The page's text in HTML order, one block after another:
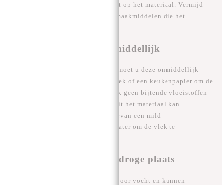
tas. Let op dat u geen krassen maakt op het materiaal. Vermijd
het gebruik van agressieve schoonmaakmiddelen die het
Verwijder vlekken onmiddellijk
Als u een vlek op uw sporttas ziet, moet u deze onmiddellijk
verwijderen. Gebruik een zachte doek of een keukenpapier om de
vlek voorzichtig te deppen. Gebruik geen bijtende vloeistoffen
om de vlek te verwijderen, omdat dit het materiaal kan
beschadigen. Gebruik in plaats daarvan een mild
schoonmaakmiddel zoals zeep en water om de vlek te
Bewaar uw tas op een droge plaats
Polyurethaan tassen zijn gevoelig voor vocht en kunnen